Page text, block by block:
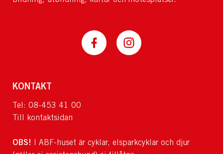
KONTAKT
Tel: 08-453 41 00
Till kontaktsidan
OBS! I ABF-huset är cyklar, elsparkcyklar och djur